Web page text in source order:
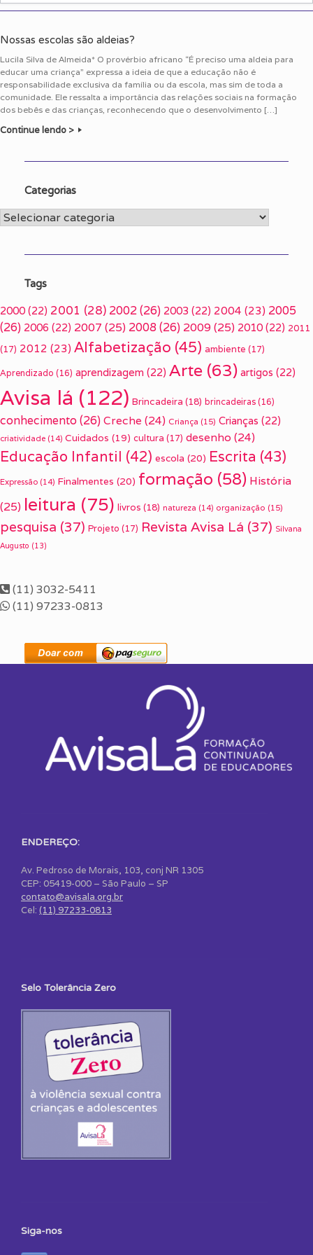
Nossas escolas são aldeias?
Lucila Silva de Almeida* O provérbio africano “É preciso uma aldeia para
educar uma criança” expressa a ideia de que a educação não é
responsabilidade exclusiva da família ou da escola, mas sim de toda a
comunidade. Ele ressalta a importância das relações sociais na formação
dos bebês e das crianças, reconhecendo que o desenvolvimento […]
Continue lendo >
Categorias
Categorias
Tags
2000 (22) 2001 (28) 2002(26) 2003 (22) 2004 (23) 2005
(26) 2006 (22) 2007 (25) 2008(26) 2009(25) 2010 (22) 2011
(17) 2012 (23) Alfabetização (45) ambiente (17)
Aprendizado (16) aprendizagem (22) Arte (63) artigos (22)
Avisa lá (122) Brincadeira (18) brincadeiras (16)
conhecimento(26) Creche (24) Criança (15) Crianças (22)
criatividade (14) Cuidados (19) cultura (17) desenho (24)
Educação Infantil (42) escola (20) Escrita (43)
Expressão (14) Finalmentes (20) formação (58) História
(25) leitura (75) livros (18) natureza (14) organização (15)
pesquisa (37) Projeto (17) Revista Avisa Lá (37) Silvana
Augusto (13)
(11) 3032-5411
(11) 97233-0813
ENDEREÇO:
Av. Pedroso de Morais, 103, conj NR 1305
CEP: 05419-000 – São Paulo – SP
contato@avisala.org.br
Cel: (11) 97233-0813
Selo Tolerância Zero
Siga-nos